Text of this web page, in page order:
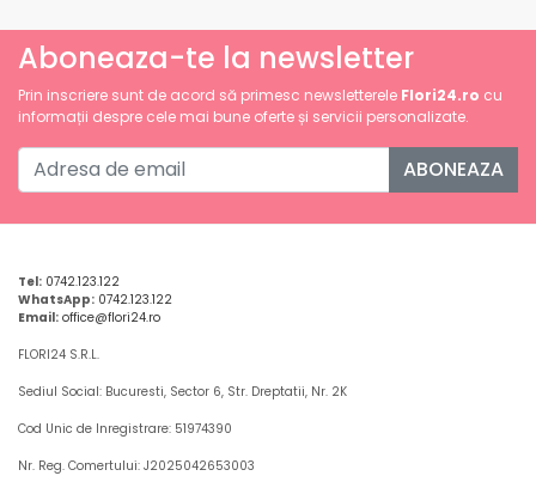
Aboneaza-te la newsletter
Prin inscriere sunt de acord să primesc newsletterele Flori24.ro cu
informații despre cele mai bune oferte și servicii personalizate.
ABONEAZA
Tel: 0742.123.122
WhatsApp: 0742.123.122
Email: office@flori24.ro
FLORI24 S.R.L.
Sediul Social: Bucuresti, Sector 6, Str. Dreptatii, Nr. 2K
Cod Unic de Inregistrare: 51974390
Nr. Reg. Comertului: J2025042653003